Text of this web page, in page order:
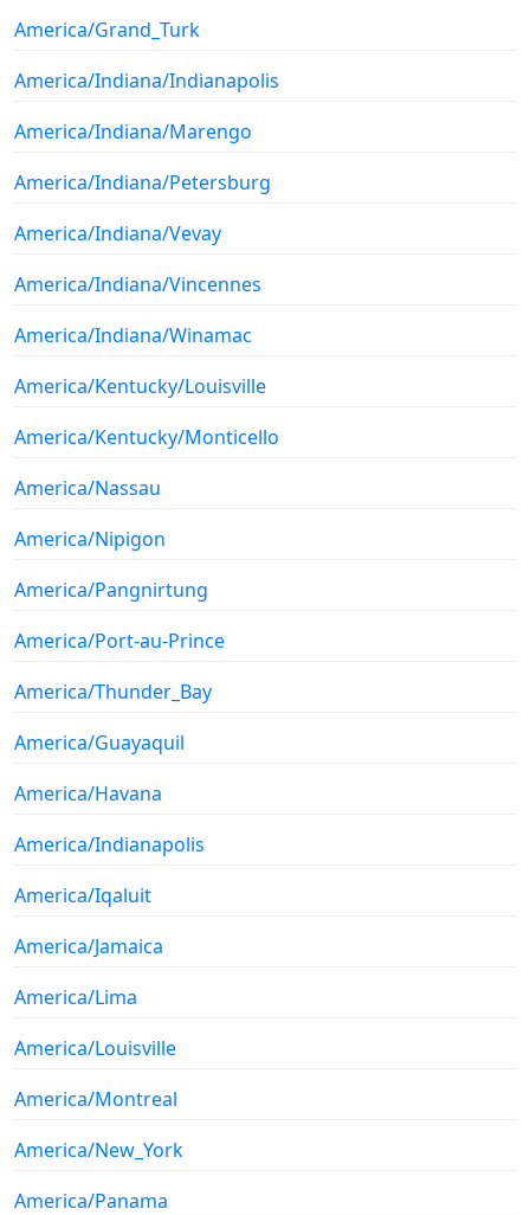
America/Grand_Turk
America/Indiana/Indianapolis
America/Indiana/Marengo
America/Indiana/Petersburg
America/Indiana/Vevay
America/Indiana/Vincennes
America/Indiana/Winamac
America/Kentucky/Louisville
America/Kentucky/Monticello
America/Nassau
America/Nipigon
America/Pangnirtung
America/Port-au-Prince
America/Thunder_Bay
America/Guayaquil
America/Havana
America/Indianapolis
America/Iqaluit
America/Jamaica
America/Lima
America/Louisville
America/Montreal
America/New_York
America/Panama